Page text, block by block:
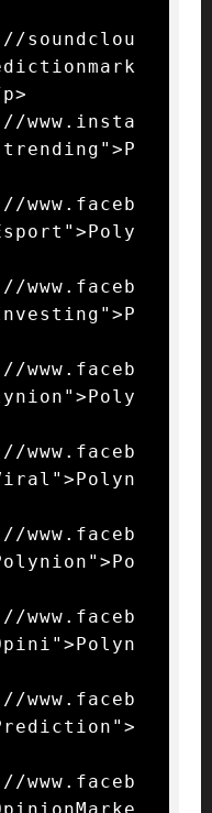
soundclou
www.insta
www.faceb
www.faceb
www.faceb
www.faceb
www.faceb
www.faceb
www.faceb
www.faceb